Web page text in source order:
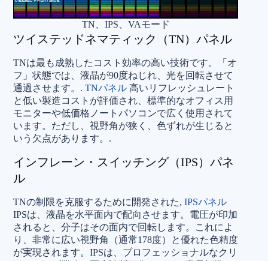
TN、IPS、VAモード
ツイステッドネマティック（TN）パネル
TNは最も成熟したコスト効率の高い技術です。「オ
フ」状態では、液晶が90度ねじれ、光を回転させて
通過させます。. TNパネル 高いリフレッシュレート
と低い製造コストが評価され、標準的なオフィス用
モニターや低価格ノートパソコンで広く使用されて
います。ただし、視野角が狭く、色ずれが生じると
いう欠点があります。.
インフレーン・スイッチング（IPS）パネ
ル
TNの制限を克服するために開発された, IPSパネル
IPSは、液晶を水平面内で配向させます。電圧が印加
されると、分子はその面内で回転します。これによ
り、非常に広い視野角（通常178度）と優れた色精度
が実現されます。IPSは、プロフェッショナルなクリ